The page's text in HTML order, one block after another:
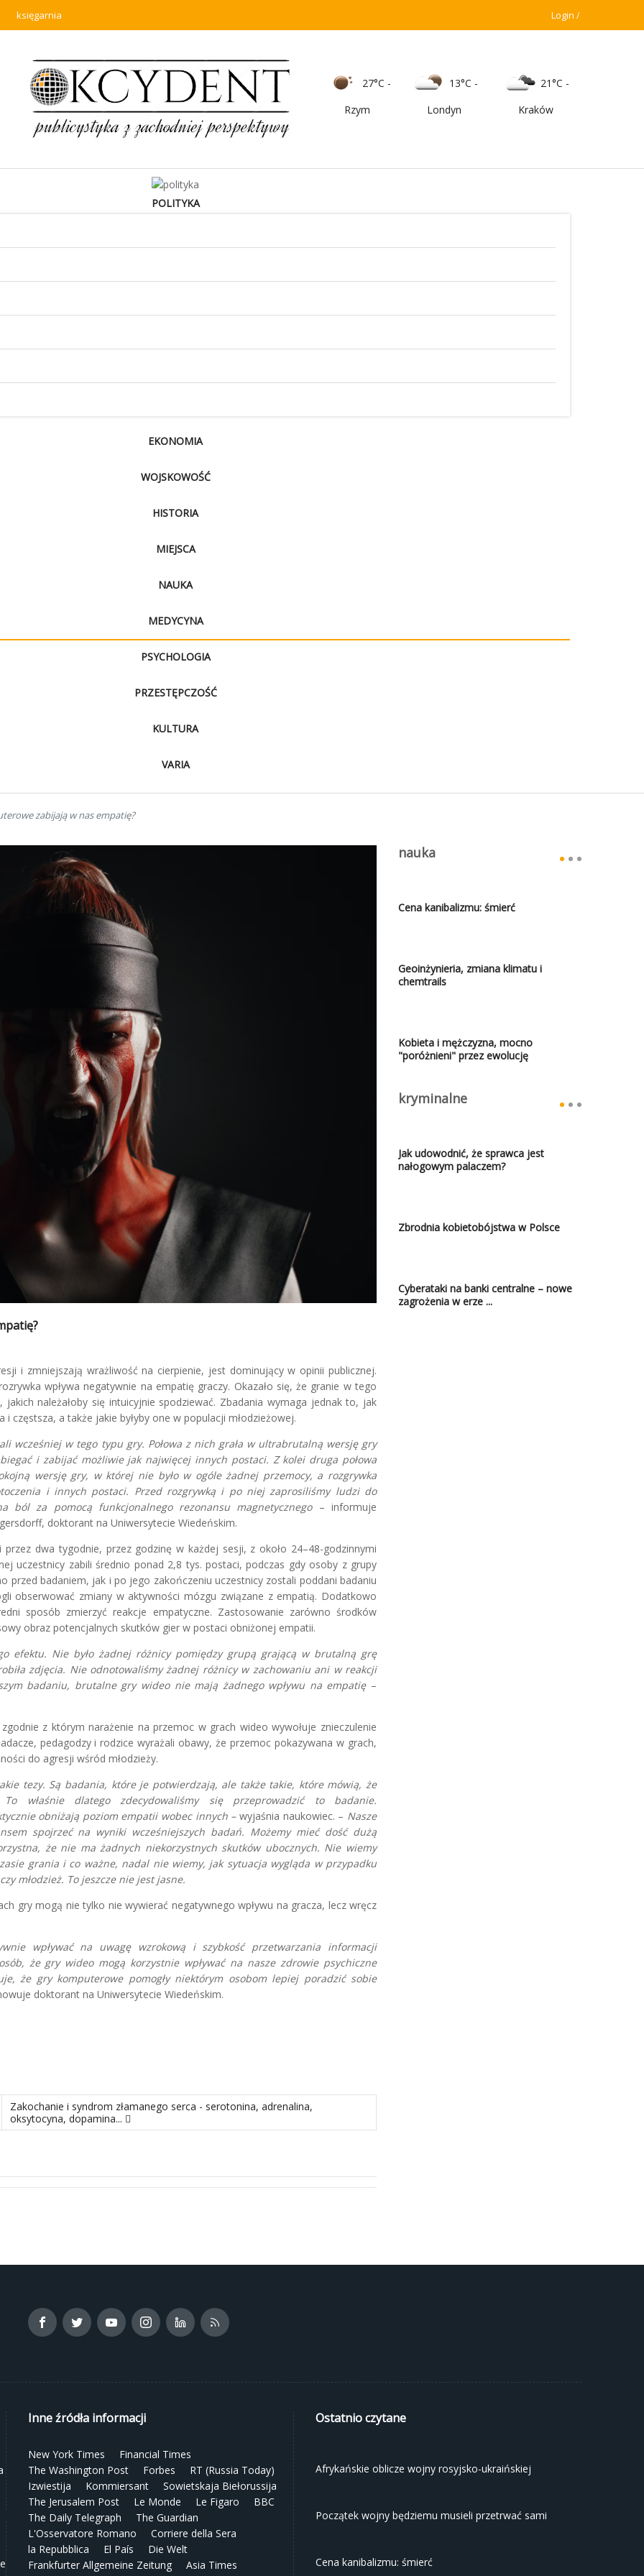
księgarnia Login
27°C -
Rzym
13°C -
Londyn
21°C -
Kraków
POLITYKA
EKONOMIA
WOJSKOWOŚĆ
HISTORIA
MIEJSCA
NAUKA
MEDYCYNA
PSYCHOLOGIA
PRZESTĘPCZOŚĆ
KULTURA
VARIA
zabijają w nas empatię?
i zmniejszają wrażliwość na cierpienie, jest dominujący w opinii publicznej.
wpływa negatywnie na empatię graczy. Okazało się, że granie w tego
należałoby się intuicyjnie spodziewać. Zbadania wymaga jednak to, jak
i częstsza, a także jakie byłyby one w populacji młodzieżowej.
wcześniej w tego typu gry. Połowa z nich grała w ultrabrutalną wersję gry
i zabijać możliwie jak najwięcej innych postaci. Z kolei druga połowa
wersję gry, w której nie było w ogóle żadnej przemocy, a rozgrywka
i innych postaci. Przed rozgrywką i po niej zaprosiliśmy ludzi do
za pomocą funkcjonalnego rezonansu magnetycznego– informuje
doktorant na Uniwersytecie Wiedeńskim.
przez dwa tygodnie, przez godzinę w każdej sesji, z około 24–48-godzinnymi
uczestnicy zabili średnio ponad 2,8 tys. postaci, podczas gdy osoby z grupy
przed badaniem, jak i po jego zakończeniu uczestnicy zostali poddani badaniu
obserwować zmiany w aktywności mózgu związane z empatią. Dodatkowo
sposób zmierzyć reakcje empatyczne. Zastosowanie zarówno środków
obraz potencjalnych skutków gier w postaci obniżonej empatii.
efektu. Nie było żadnej różnicy pomiędzy grupą grającą w brutalną grę
zdjęcia. Nie odnotowaliśmy żadnej różnicy w zachowaniu ani w reakcji
badaniu, brutalne gry wideo nie mają żadnego wpływu na empatię –
z którym narażenie na przemoc w grach wideo wywołuje znieczulenie
pedagodzy i rodzice wyrażali obawy, że przemoc pokazywana w grach,
do agresji wśród młodzieży.
tezy. Są badania, które je potwierdzają, ale także takie, które mówią, że
właśnie dlatego zdecydowaliśmy się przeprowadzić to badanie.
obniżają poziom empatii wobec innych –wyjaśnia naukowiec. – Nasze
spojrzeć na wyniki wcześniejszych badań. Możemy mieć dość dużą
że nie ma żadnych niekorzystnych skutków ubocznych. Nie wiemy
grania i co ważne, nadal nie wiemy, jak sytuacja wygląda w przypadku
młodzież. To jeszcze nie jest jasne.
gry mogą nie tylko nie wywierać negatywnego wpływu na gracza, lecz wręcz
wpływać na uwagę wzrokową i szybkość przetwarzania informacji
że gry wideo mogą korzystnie wpływać na nasze zdrowie psychiczne
że gry komputerowe pomogły niektórym osobom lepiej poradzić sobie
doktorant na Uniwersytecie Wiedeńskim.
urojonymi chorobami
następny materiał: Zakochanie i syndrom złamanego serca - serotonina, adrenalina, oksytocyna, dopamina...
Zakochanie i syndrom złamanego serca - serotonina, adrenalina,
oksytocyna, dopamina...
nauka
Cena kanibalizmu: śmierć
Geoinżynieria, zmiana klimatu i
chemtrails
Kobieta i mężczyzna, mocno
"poróżnieni" przez ewolucję
kryminalne
Jak udowodnić, że sprawca jest
nałogowym palaczem?
Zbrodnia kobietobójstwa w Polsce
Cyberataki na banki centralne – nowe
zagrożenia w erze ...
Inne źródła informacji
New York Times
Financial Times
The Washington Post
Forbes
RT (Russia Today)
Izwiestija
Kommiersant
Sowietskaja Biełorussija
The Jerusalem Post
Le Monde Le Figaro
BBC
The Daily Telegraph
The Guardian
L'Osservatore Romano
Corriere della Sera
la Repubblica
El País
Die Welt
Frankfurter Allgemeine Zeitung
Asia Times
Ostatnio czytane
Afrykańskie oblicze wojny rosyjsko-ukraińskiej
Początek wojny będziemu musieli przetrwać sami
Cena kanibalizmu: śmierć